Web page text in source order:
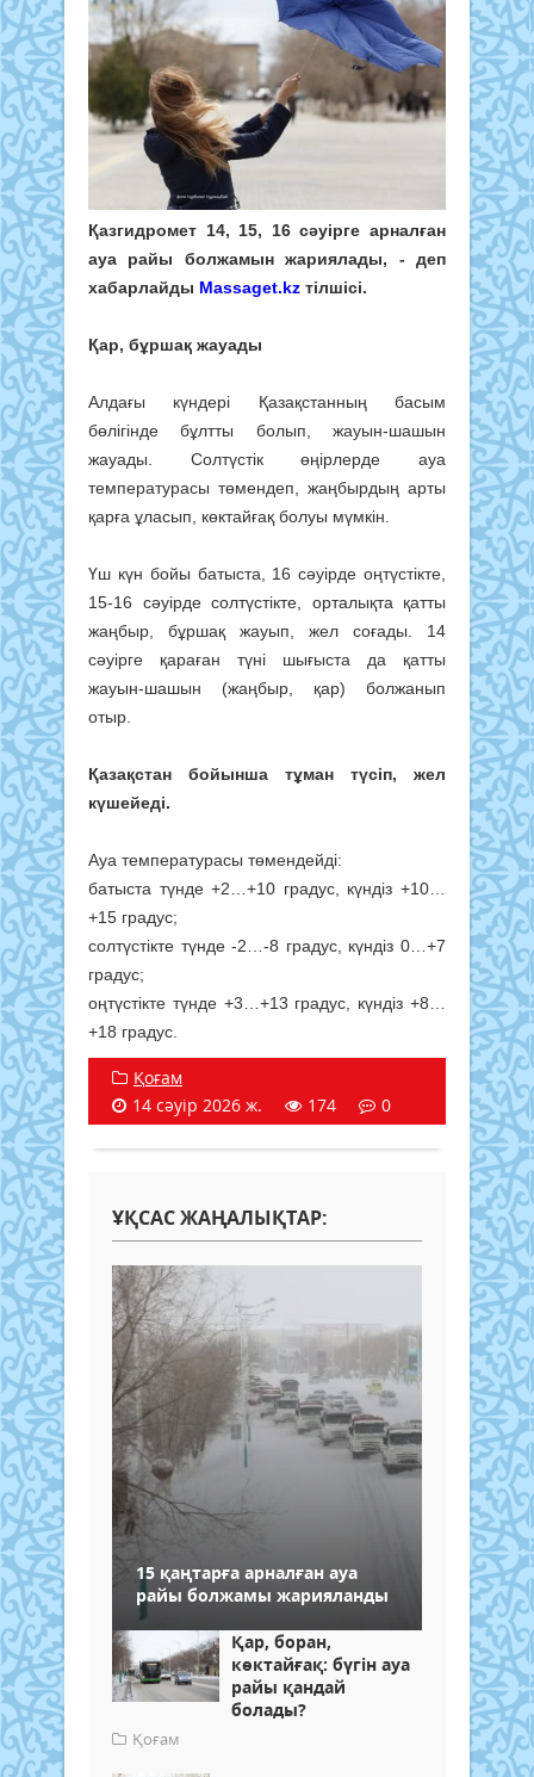
Қазгидромет 14, 15, 16 cәуірге арналған
ауа райы болжамын жариялады, - деп
хабарлайды Massaget.kz тілшісі.
Қар, бұршақ жауады
Алдағы күндері Қазақстанның басым
бөлігінде бұлтты болып, жауын-шашын
жауады. Солтүстік өңірлерде ауа
температурасы төмендеп, жаңбырдың арты
қарға ұласып, көктайғақ болуы мүмкін.
Үш күн бойы батыста, 16 сәуірде оңтүстікте,
15-16 сәуірде солтүстікте, орталықта қатты
жаңбыр, бұршақ жауып, жел соғады. 14
сәуірге қараған түні шығыста да қатты
жауын-шашын (жаңбыр, қар) болжанып
отыр.
Қазақстан бойынша тұман түсіп, жел
күшейеді.
Ауа температурасы төмендейді:
батыста түнде +2…+10 градус, күндіз +10…
+15 градус;
солтүстікте түнде -2…-8 градус, күндіз 0…+7
градус;
оңтүстікте түнде +3…+13 градус, күндіз +8…
+18 градус.
Қоғам
14 сәуір 2026 ж.
174 0
ҰҚСАС ЖАҢАЛЫҚТАР:
15 қаңтарға арналған ауа
райы болжамы жарияланды
Қар, боран,
көктайғақ: бүгін ауа
райы қандай
болады?
Қоғам